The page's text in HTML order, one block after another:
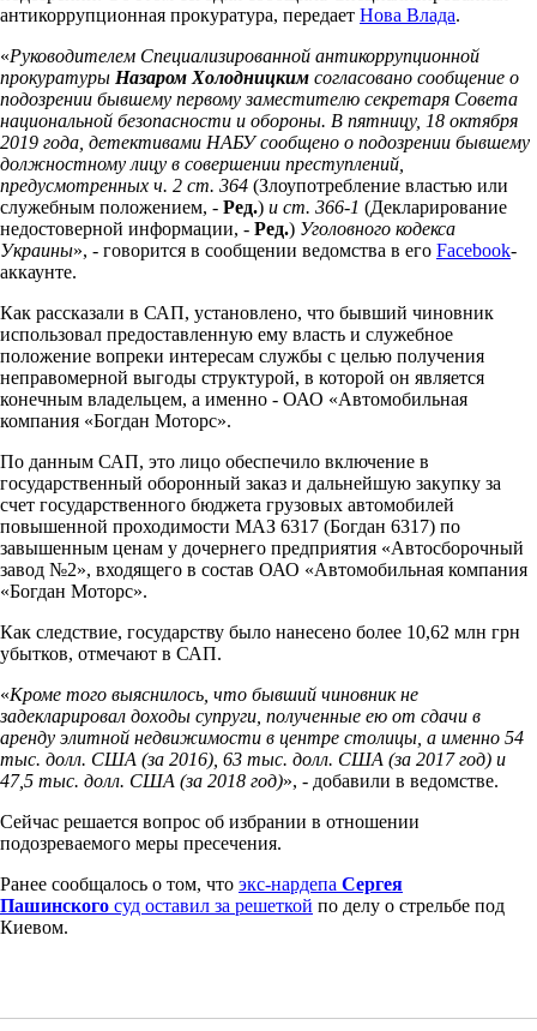
антикоррупционная прокуратура, передает Нова Влада.
«Руководителем Специализированной антикоррупционной
прокуратуры Назаром Холодницким согласовано сообщение о
подозрении бывшему первому заместителю секретаря Совета
национальной безопасности и обороны. В пятницу, 18 октября
2019 года, детективами НАБУ сообщено о подозрении бывшему
должностному лицу в совершении преступлений,
предусмотренных ч. 2 ст. 364 (Злоупотребление властью или
служебным положением, - Ред.) и ст. 366-1 (Декларирование
недостоверной информации, - Ред.) Уголовного кодекса
Украины», - говорится в сообщении ведомства в его Facebook-
аккаунте.
Как рассказали в САП, установлено, что бывший чиновник
использовал предоставленную ему власть и служебное
положение вопреки интересам службы с целью получения
неправомерной выгоды структурой, в которой он является
конечным владельцем, а именно - ОАО «Автомобильная
компания «Богдан Моторс».
По данным САП, это лицо обеспечило включение в
государственный оборонный заказ и дальнейшую закупку за
счет государственного бюджета грузовых автомобилей
повышенной проходимости МАЗ 6317 (Богдан 6317) по
завышенным ценам у дочернего предприятия «Автосборочный
завод №2», входящего в состав ОАО «Автомобильная компания
«Богдан Моторс».
Как следствие, государству было нанесено более 10,62 млн грн
убытков, отмечают в САП.
«Кроме того выяснилось, что бывший чиновник не
задекларировал доходы супруги, полученные ею от сдачи в
аренду элитной недвижимости в центре столицы, а именно 54
тыс. долл. США (за 2016), 63 тыс. долл. США (за 2017 год) и
47,5 тыс. долл. США (за 2018 год)», - добавили в ведомстве.
Сейчас решается вопрос об избрании в отношении
подозреваемого меры пресечения.
Ранее сообщалось о том, что экс-нардепа Сергея
Пашинского суд оставил за решеткой по делу о стрельбе под
Киевом.